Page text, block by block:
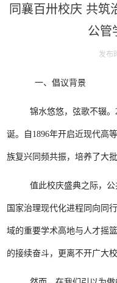
同襄百卅校庆 共
公管
发布
一、倡议背景
锦水悠悠，弦歌不辍
诞。自1896年开启近现代高
族复兴同频共振，培养了大批
值此校庆盛典之际，
国家治理现代化进程同向同
域的重要学术高地与人才摇
的接续奋斗，更离不开广大